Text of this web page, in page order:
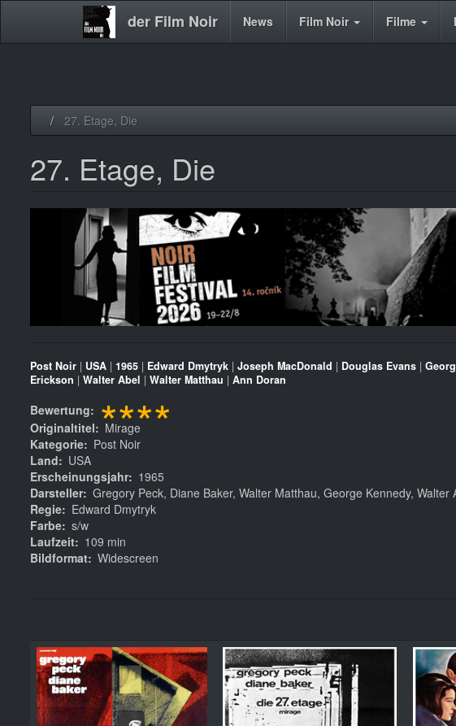
der Film Noir
Main News Film Noir Filme
27. Etage, Die
27. Etage, Die
Post Noir | USA | 1965 | Edward Dmytryk | Joseph MacDonald | Douglas Evans |
Erickson | Walter Abel | Walter Matthau | Ann Doran
Bewertung ****
Originaltitel
Mirage
Kategorie
Post Noir
Land
USA
Erscheinungsjahr
1965
Darsteller Gregory Peck, Diane Baker, Walter Matthau, George Kennedy, Walter
Regie
Edward Dmytryk
Farbe s/w
Laufzeit
109 min
Bildformat Widescreen